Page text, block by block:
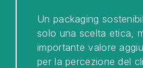
Un packaging
solo una scelta etica,
importante valore
per la percezione del